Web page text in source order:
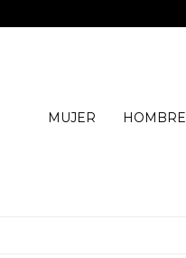
MUJER HOMBRE